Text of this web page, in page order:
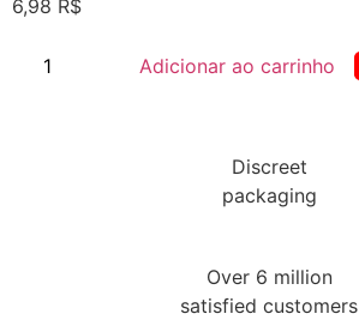
6,98 R$
Adicionar ao carrinho
Discreet
packaging
Over 6 million
satisfied customers